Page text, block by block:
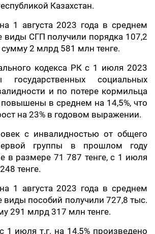
Казахстан.
1 августа 2023 года в среднем
виды СГП получили порядка 107,2
2 млрд 581 млн тенге.
кодекса РК с 1 июля 2023
государственных социальных
и по потере кормильца
в среднем на 14,5%, что
на 23% в годовом выражении.
с инвалидностью от общего
группы в прошлом году
в размере 71 787 тенге, с 1 июля
тенге.
1 августа 2023 года в среднем
пособий получили 727,8 тыс.
291 млрд 317 млн тенге.
1 июля т.г. на 14,5% произведено